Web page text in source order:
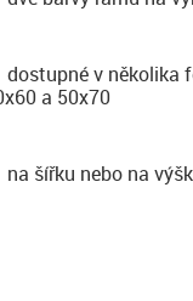
dostupné v několika
a 50x70
na šířku nebo na